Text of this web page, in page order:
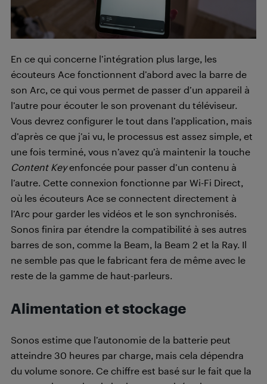
En ce qui concerne l’intégration plus large, les
écouteurs Ace fonctionnent d’abord avec la barre de
son Arc, ce qui vous permet de passer d’un appareil à
l’autre pour écouter le son provenant du téléviseur.
Vous devrez configurer le tout dans l’application, mais
d’après ce que j’ai vu, le processus est assez simple, et
une fois terminé, vous n’avez qu’à maintenir la touche
Content Keyenfoncée pour passer d’un contenu à
l’autre. Cette connexion fonctionne par Wi-Fi Direct,
où les écouteurs Ace se connectent directement à
l’Arc pour garder les vidéos et le son synchronisés.
Sonos finira par étendre la compatibilité à ses autres
barres de son, comme la Beam, la Beam 2 et la Ray. Il
ne semble pas que le fabricant fera de même avec le
reste de la gamme de haut-parleurs.
Alimentation et stockage
Sonos estime que l’autonomie de la batterie peut
atteindre 30 heures par charge, mais cela dépendra
du volume sonore. Ce chiffre est basé sur le fait que la